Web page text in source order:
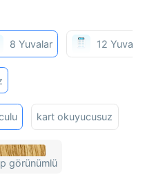
8 Yuvalar 12 Yuvalar
kart okuyucusuz
görünümlü